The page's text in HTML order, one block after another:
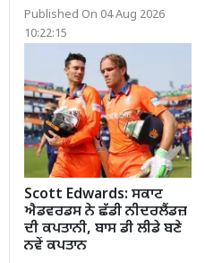
Published On 04 Aug 2026
10:22:15
Scott Edwards: ਸਕਾਟ
ਐਡਵਰਡਸ ਨੇ ਛੱਡੀ ਨੀਦਰਲੈਂਡਜ਼
ਦੀ ਕਪਤਾਨੀ, ਬਾਸ ਡੀ ਲੀਡੇ ਬਣੇ
ਨਵੇਂ ਕਪਤਾਨ